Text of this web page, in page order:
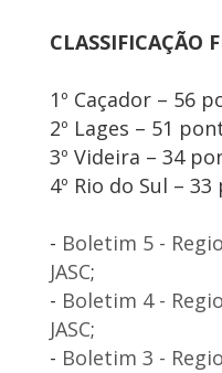
CLASSIFICAÇÃO
1º Caçador – 56
2º Lages – 51
3º Videira – 34
4º Rio do Sul –
- Boletim 5 -
JASC;
- Boletim 4 -
JASC;
- Boletim 3 -